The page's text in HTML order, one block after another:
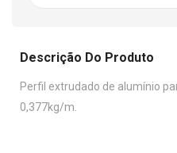
Descrição Do Produto
Perfil extrudado de alumínio
0,377kg/m.